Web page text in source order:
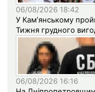
06/08/2026 18:42
У Кам’янському
Тижня грудного
06/08/2026 16:16